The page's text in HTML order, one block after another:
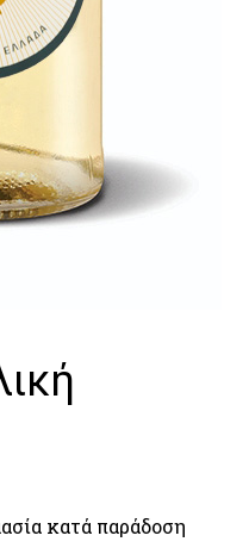
κατά παράδοση